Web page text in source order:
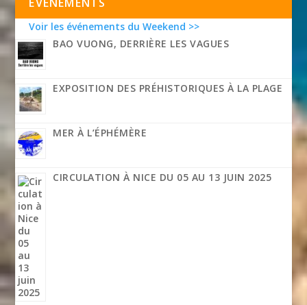
Voir les événements du Weekend >>
BAO VUONG, DERRIÈRE LES VAGUES
EXPOSITION DES PRÉHISTORIQUES À LA PLAGE
MER À L’ÉPHÉMÈRE
CIRCULATION À NICE DU 05 AU 13 JUIN 2025